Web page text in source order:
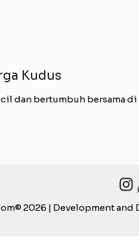
Kudus
dan bertumbuh bersama
2026 | Development and